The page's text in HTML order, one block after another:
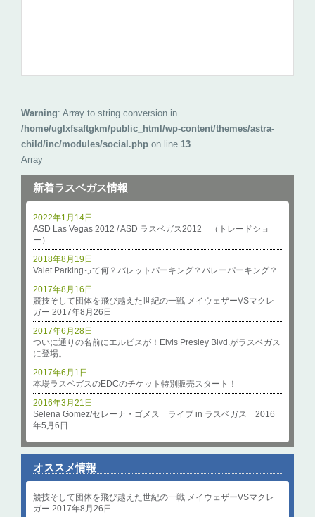
新着ラスベガス情報
ASD Las Vegas 2012 / ASD ラスベガス2012 （トレードショ
ー）
2022年1月14日
Valet Parkingって何？バレットパーキング？バレーパーキング？
2018年8月19日
競技そして団体を飛び越えた世紀の一戦 メイウェザーVSマクレ
ガー 2017年8月26日
2017年8月16日
ついに通りの名前にエルビスが！Elvis Presley Blvd.がラスベガス
に登場。
2017年6月28日
本場ラスベガスのEDCのチケット特別販売スタート！
2017年6月1日
Selena Gomez/セレーナ・ゴメス ライブ in ラスベガス 2016
年5月6日
2016年3月21日
オススメ情報
競技そして団体を飛び越えた世紀の一戦 メイウェザーVSマクレ
ガー 2017年8月26日
Warning: Array to string conversion in
/home/uglxfsaftgkm/public_html/wp-content/themes/astra-
child/inc/modules/social.php on line 13
Array